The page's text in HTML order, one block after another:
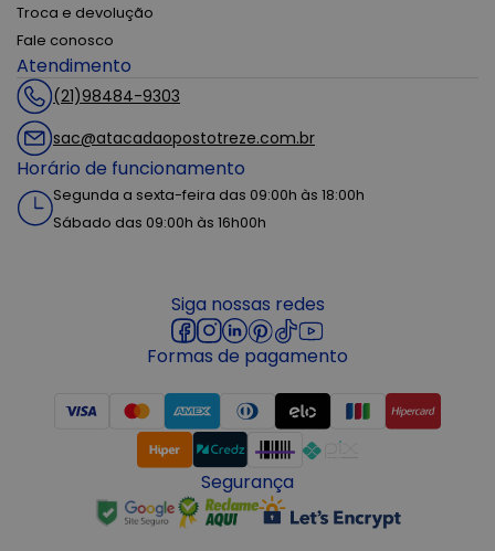
Troca e devolução
Fale conosco
Atendimento
(21)98484-9303
sac@atacadaopostotreze.com.br
Horário de funcionamento
Segunda a sexta-feira das 09:00h às 18:00h
Sábado das 09:00h às 16h00h
Siga nossas redes
Formas de pagamento
Segurança